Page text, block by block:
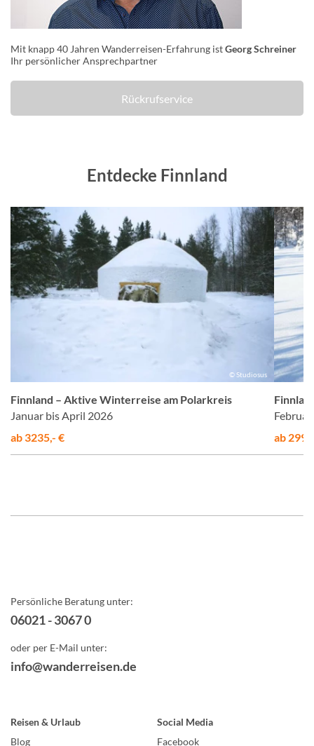
Mit knapp 40 Jahren Wanderreisen-Erfahrung istGeorg Schreiner
Ihr persönlicher Ansprechpartner
Rückrufservice
Entdecke Finnland
© Studiosus
Finnland – Aktive Winterreise am Polarkreis
Januar bis April 2026
ab 3235,- €
ab
Persönliche Beratung unter:
06021 - 3067 0
oder per E-Mail unter:
info@wanderreisen.de
Reisen & Urlaub
Blog
Social Media
Facebook